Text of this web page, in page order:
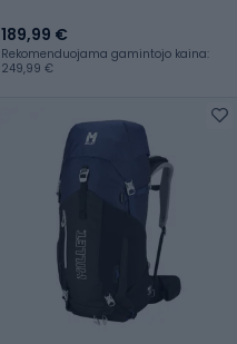
189,99 €
Rekomenduojama gamintojo kaina:
249,99 €